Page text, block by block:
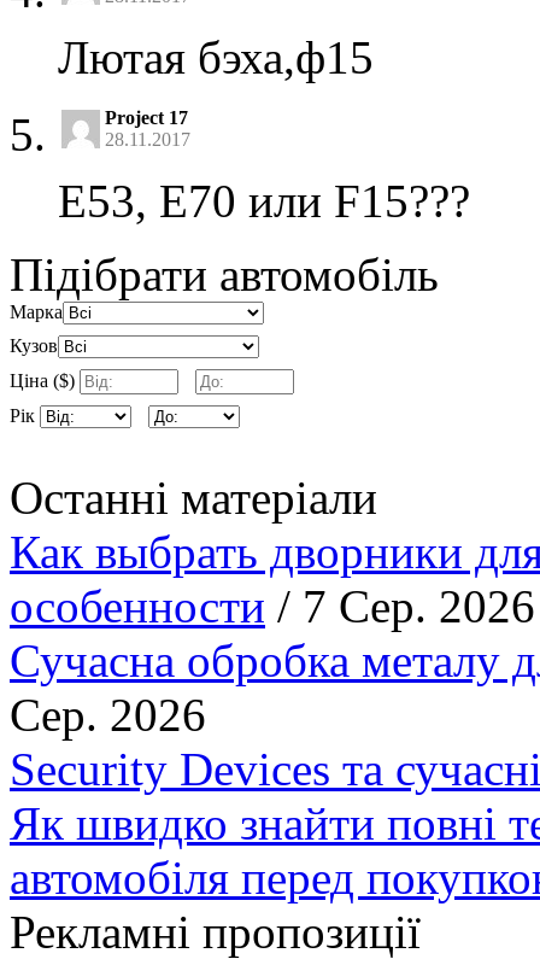
Лютая бэха,ф15
Project 17
28.11.2017
E53, E70 или F15???
Підібрати автомобіль
Марка
Кузов
Ціна ($)
Рік
Останні матеріали
Как выбрать дворники
особенности / 7 Сер. 2026
Сучасна обробка металу
Сер. 2026
Security Devices та
Як швидко знайти повні
автомобіля перед
Рекламні пропозиції